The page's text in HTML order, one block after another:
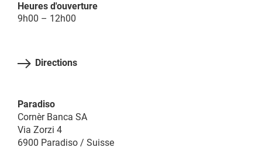
Heures d'ouverture
9h00 – 12h00
Directions
Paradiso
Cornèr Banca SA
Via Zorzi 4
6900 Paradiso / Suisse